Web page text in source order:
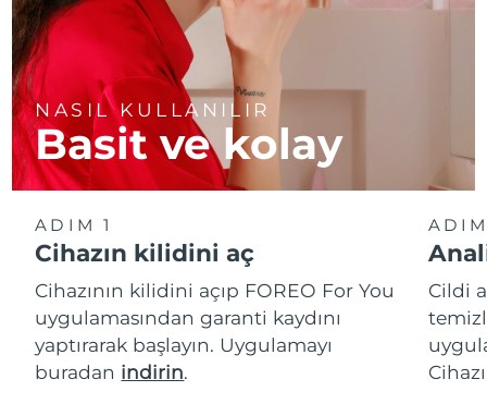
NASIL KULLANILIR
Basit ve kolay
ADIM 1
Cihazın kilidini aç
Cihazının kilidini açıp FOREO For You
uygulamasından garanti kaydını
yaptırarak başlayın. Uygulamayı
buradan indirin.
Cildi